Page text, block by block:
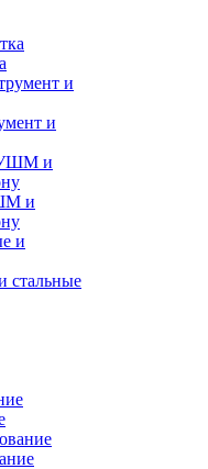
и
и
стальные